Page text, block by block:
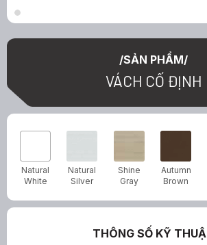
/SẢN PHẨM/
VÁCH CỐ ĐỊNH
Natural
White
Natural
Silver
Shine
Gray
Autumn
Brown
THÔNG SỐ KỸ